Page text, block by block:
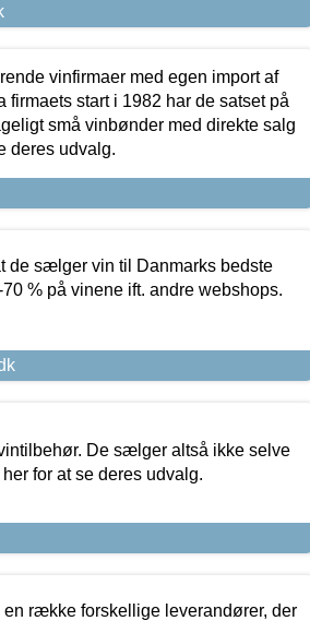
vinfirmaer med egen import af
firmaets start i 1982 har de satset på
små vinbønder med direkte salg
deres udvalg.
de sælger vin til Danmarks bedste
% på vinene ift. andre webshops.
De sælger altså ikke selve
for at se deres udvalg.
række forskellige leverandører, der